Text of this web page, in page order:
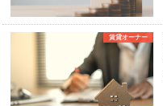
賃貸オーナー